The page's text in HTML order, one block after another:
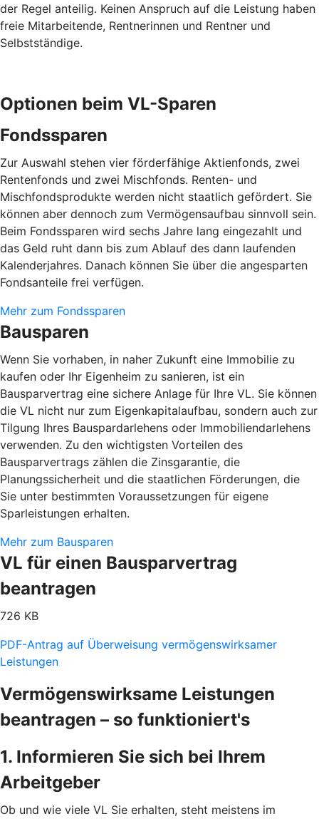
der Regel anteilig. Keinen Anspruch auf die Leistung haben
freie Mitarbeitende, Rentnerinnen und Rentner und
Selbstständige.
Optionen beim VL-Sparen
Fondssparen
Zur Auswahl stehen vier förderfähige Aktienfonds, zwei
Rentenfonds und zwei Mischfonds. Renten- und
Mischfondsprodukte werden nicht staatlich gefördert. Sie
können aber dennoch zum Vermögensaufbau sinnvoll sein.
Beim Fondssparen wird sechs Jahre lang eingezahlt und
das Geld ruht dann bis zum Ablauf des dann laufenden
Kalenderjahres. Danach können Sie über die angesparten
Fondsanteile frei verfügen.
Mehr zum Fondssparen
Bausparen
Wenn Sie vorhaben, in naher Zukunft eine Immobilie zu
kaufen oder Ihr Eigenheim zu sanieren, ist ein
Bausparvertrag eine sichere Anlage für Ihre VL. Sie können
die VL nicht nur zum Eigenkapitalaufbau, sondern auch zur
Tilgung Ihres Bauspardarlehens oder Immobiliendarlehens
verwenden. Zu den wichtigsten Vorteilen des
Bausparvertrags zählen die Zinsgarantie, die
Planungssicherheit und die staatlichen Förderungen, die
Sie unter bestimmten Voraussetzungen für eigene
Sparleistungen erhalten.
Mehr zum Bausparen
VL für einen Bausparvertrag
beantragen
726 KB
PDF-Antrag auf Überweisung vermögenswirksamer
Leistungen
Vermögenswirksame Leistungen
beantragen – so funktioniert's
1. Informieren Sie sich bei Ihrem
Arbeitgeber
Ob und wie viele VL Sie erhalten, steht meistens im